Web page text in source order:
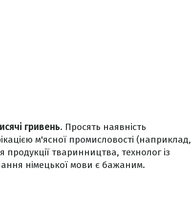
гривень. Просять наявність
м'ясної промисловості (наприклад,
тваринництва, технолог із
німецької мови є бажаним.